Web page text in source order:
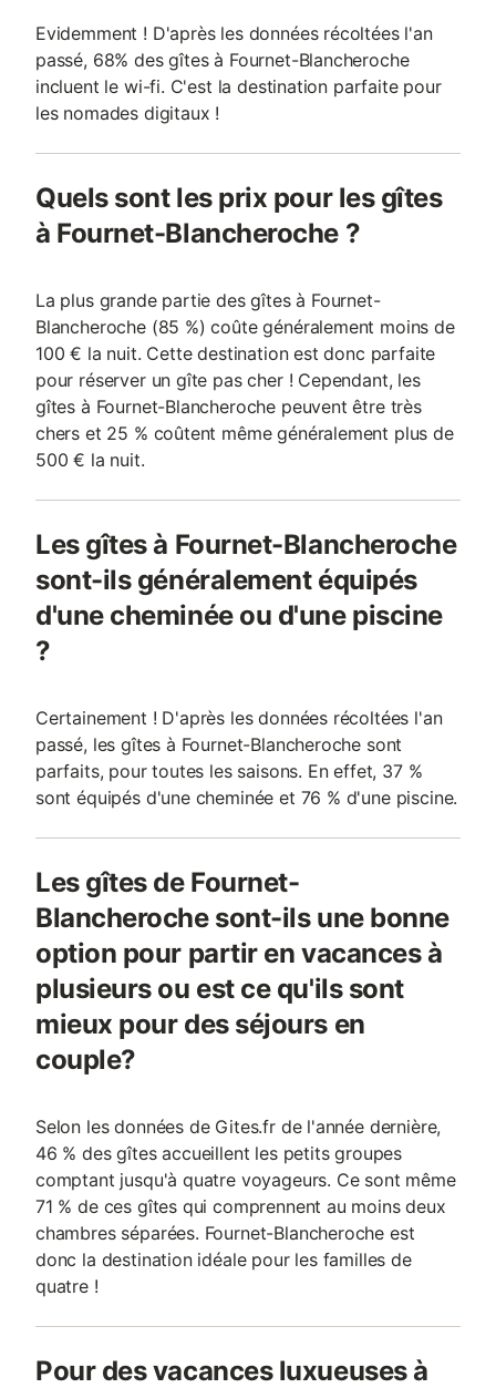
Evidemment ! D'après les données récoltées l'an
passé, 68% des gîtes à Fournet-Blancheroche
incluent le wi-fi. C'est la destination parfaite pour
les nomades digitaux !
Quels sont les prix pour les gîtes
à Fournet-Blancheroche ?
La plus grande partie des gîtes à Fournet-
Blancheroche (85 %) coûte généralement moins de
100 € la nuit. Cette destination est donc parfaite
pour réserver un gîte pas cher ! Cependant, les
gîtes à Fournet-Blancheroche peuvent être très
chers et 25 % coûtent même généralement plus de
500 € la nuit.
Les gîtes à Fournet-Blancheroche
sont-ils généralement équipés
d'une cheminée ou d'une piscine
?
Certainement ! D'après les données récoltées l'an
passé, les gîtes à Fournet-Blancheroche sont
parfaits, pour toutes les saisons. En effet, 37 %
sont équipés d'une cheminée et 76 % d'une piscine.
Les gîtes de Fournet-
Blancheroche sont-ils une bonne
option pour partir en vacances à
plusieurs ou est ce qu'ils sont
mieux pour des séjours en
couple?
Selon les données de Gites.fr de l'année dernière,
46 % des gîtes accueillent les petits groupes
comptant jusqu'à quatre voyageurs. Ce sont même
71 % de ces gîtes qui comprennent au moins deux
chambres séparées. Fournet-Blancheroche est
donc la destination idéale pour les familles de
quatre !
Pour des vacances luxueuses à